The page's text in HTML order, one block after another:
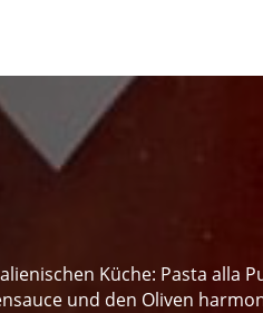
Küche: Pasta alla
und den Oliven